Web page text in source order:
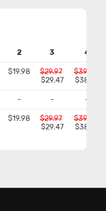
2 3 4
$19.98
$29.97
$29.47
$39.96
$38.96
- - -
$19.98
$29.97
$29.47
$39.96
$38.96